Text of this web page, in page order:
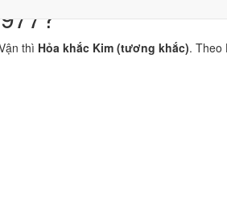
thì Hỏa khắc Kim (tương khắc). Theo